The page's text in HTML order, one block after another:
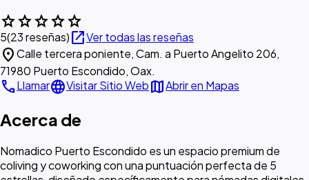
starstarstarstarstar
5(23 reseñas)open_in_newVer todas las reseñas
location_onCalle tercera poniente, Cam. a Puerto Angelito 206,
71980 Puerto Escondido, Oax.
callLlamarlanguageVisitar Sitio WebmapAbrir en Mapas
Acerca de
Nomadico Puerto Escondido es un espacio premium de
coliving y coworking con una puntuación perfecta de 5